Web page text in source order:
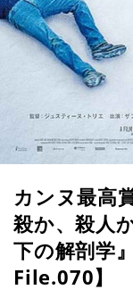
カンヌ最高
殺か、殺人
下の解剖学
File.070】